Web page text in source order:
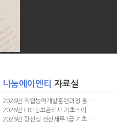
나눔에이엔티 자료실
2026년 직업능력개발훈련과정 통…
2026년 ERP정보관리사 기초데이…
2026년 강선생 전산세무1급 기초…